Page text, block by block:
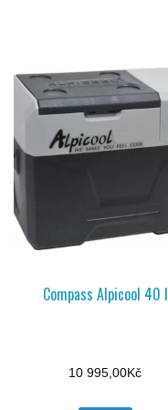
Compass Alpicool 40 l
10 995,00Kč